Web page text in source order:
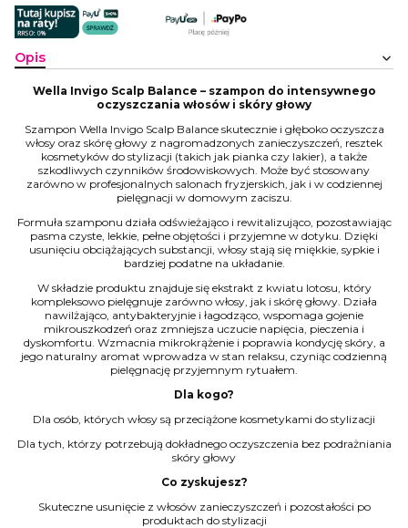
Opis
Wella Invigo Scalp Balance – szampon do intensywnego
oczyszczania włosów i skóry głowy
Szampon Wella Invigo Scalp Balance skutecznie i głęboko oczyszcza
włosy oraz skórę głowy z nagromadzonych zanieczyszczeń, resztek
kosmetyków do stylizacji (takich jak pianka czy lakier), a także
szkodliwych czynników środowiskowych. Może być stosowany
zarówno w profesjonalnych salonach fryzjerskich, jak i w codziennej
pielęgnacji w domowym zaciszu.
Formuła szamponu działa odświeżająco i rewitalizująco, pozostawiając
pasma czyste, lekkie, pełne objętości i przyjemne w dotyku. Dzięki
usunięciu obciążających substancji, włosy stają się miękkie, sypkie i
bardziej podatne na układanie.
W składzie produktu znajduje się ekstrakt z kwiatu lotosu, który
kompleksowo pielęgnuje zarówno włosy, jak i skórę głowy. Działa
nawilżająco, antybakteryjnie i łagodząco, wspomaga gojenie
mikrouszkodzeń oraz zmniejsza uczucie napięcia, pieczenia i
dyskomfortu. Wzmacnia mikrokrążenie i poprawia kondycję skóry, a
jego naturalny aromat wprowadza w stan relaksu, czyniąc codzienną
pielęgnację przyjemnym rytuałem.
Dla kogo?
Dla osób, których włosy są przeciążone kosmetykami do stylizacji
Dla tych, którzy potrzebują dokładnego oczyszczenia bez podrażniania
skóry głowy
Co zyskujesz?
Skuteczne usunięcie z włosów zanieczyszczeń i pozostałości po
produktach do stylizacji